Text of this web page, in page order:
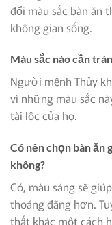
đổi màu sắc bàn ăn
không gian sống.
Màu sắc nào cần
Người mệnh Thủy
vì những màu sắc
tài lộc của họ.
Có nên chọn bàn ăn
không?
Có, màu sáng sẽ
thoáng đãng hơn.
thất khác một cách